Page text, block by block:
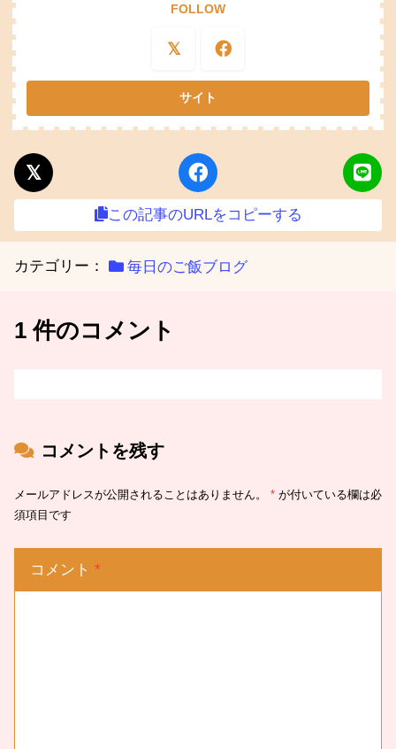
FOLLOW
この記事のURLをコピーする
カテゴリー： 毎日のご飯ブログ
1 件のコメント
コメントを残す
メールアドレスが公開されることはありません。 * が付いている欄は必
須項目です
コメント *